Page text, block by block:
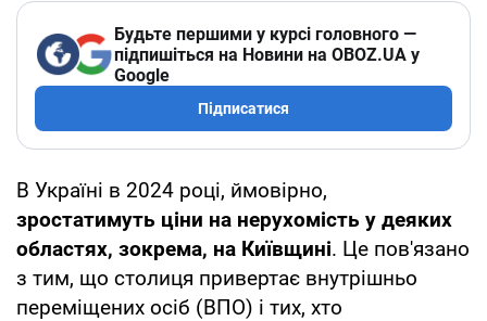
Будьте першими у курсі головного —
підпишіться на Новини на OBOZ.UA у
Google
Підписатися
В Україні в 2024 році, ймовірно,
зростатимуть ціни на нерухомість у деяких
областях, зокрема, на Київщині. Це пов'язано
з тим, що столиця привертає внутрішньо
переміщених осіб (ВПО) і тих, хто